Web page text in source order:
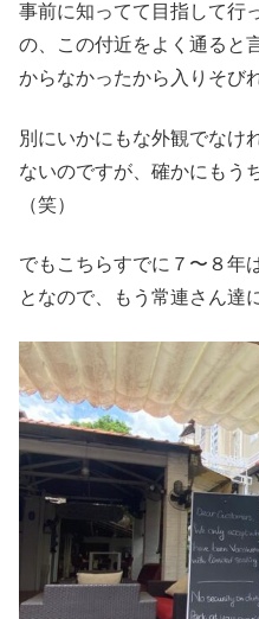
事前に知ってて目指して行
の、この付近をよく通ると
からなかったから入りそび
別にいかにもな外観でなけ
ないのですが、確かにもう
（笑）
でもこちらすでに７〜８年
となので、もう常連さん達